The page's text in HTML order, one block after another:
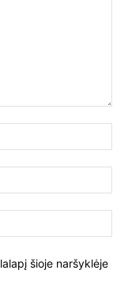
šioje naršyklėje